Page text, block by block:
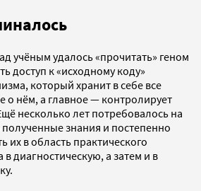
учёным удалось «прочитать» геном
доступ к «исходному коду»
который хранит в себе все
нём, а главное — контролирует
несколько лет потребовалось на
знания и постепенно
их в область практического
диагностическую, а затем и в